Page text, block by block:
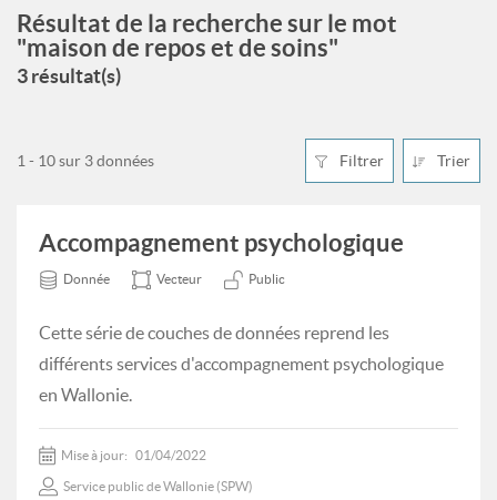
Résultat de la recherche sur le mot
"maison de repos et de soins"
3 résultat(s)
Filtrer Trier
1 - 10 sur 3 données
Accompagnement psychologique
Donnée Vecteur Public
Cette série de couches de données reprend les
différents services d'accompagnement psychologique
en Wallonie.
Mise à jour: 01/04/2022
Service public de Wallonie (SPW)